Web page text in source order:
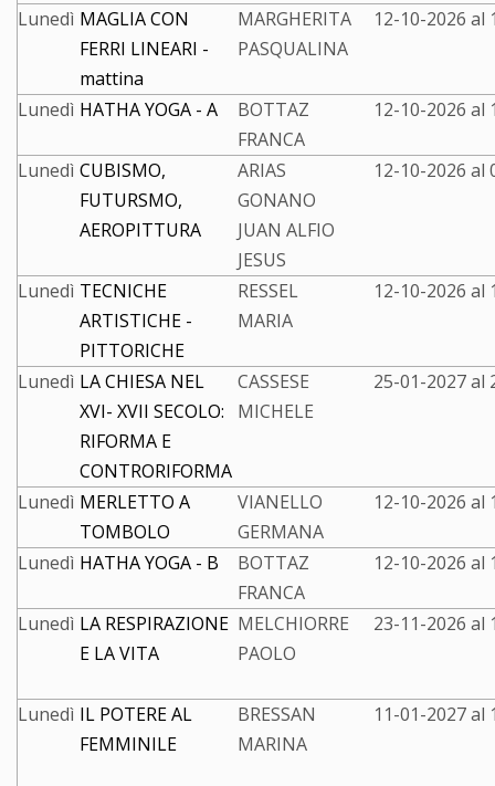
Lunedì MAGLIA CON
FERRI LINEARI -
mattina
MARGHERITA
PASQUALINA
12-10-2026 al
Lunedì HATHA YOGA - A
BOTTAZ
FRANCA
12-10-2026 al
Lunedì CUBISMO,
FUTURSMO,
AEROPITTURA
ARIAS
GONANO
JUAN ALFIO
JESUS
12-10-2026 al
Lunedì TECNICHE
ARTISTICHE -
PITTORICHE
RESSEL
MARIA
12-10-2026 al
Lunedì LA CHIESA NEL
XVI- XVII SECOLO:
RIFORMA E
CONTRORIFORMA
CASSESE
MICHELE
25-01-2027 al
Lunedì MERLETTO A
TOMBOLO
VIANELLO
GERMANA
12-10-2026 al
Lunedì HATHA YOGA - B
BOTTAZ
FRANCA
12-10-2026 al
Lunedì LA RESPIRAZIONE
E LA VITA
MELCHIORRE
PAOLO
23-11-2026 al
Lunedì IL POTERE AL
FEMMINILE
BRESSAN
MARINA
11-01-2027 al